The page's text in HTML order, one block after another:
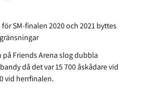
SM-finalen 2020 och 2021 byttes
på Friends Arena slog dubbla
då det var 15 700 åskådare vid
vid herrfinalen.